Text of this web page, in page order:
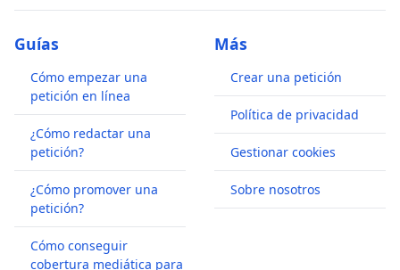
Guías
Cómo empezar una
petición en línea
¿Cómo redactar una
petición?
¿Cómo promover una
petición?
Cómo conseguir
cobertura mediática para
Más
Crear una petición
Política de privacidad
Gestionar cookies
Sobre nosotros